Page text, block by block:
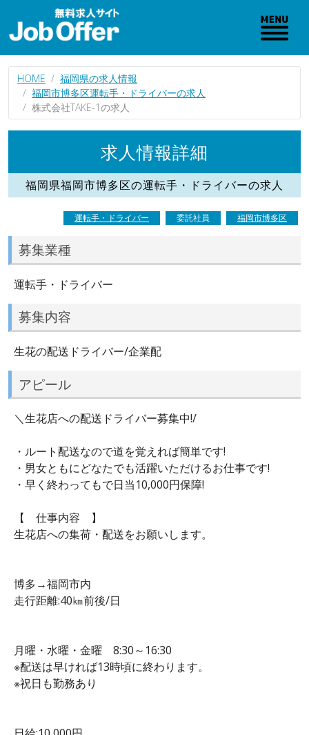
HOME
福岡県の求人情報
福岡市博多区運転手・ドライバーの求人
株式会社TAKE-1の求人
求人情報詳細
福岡県福岡市博多区の運転手・ドライバーの求人
運転手・ドライバー 委託社員 福岡市博多区
募集業種
運転手・ドライバー
募集内容
生花の配送ドライバー/企業配
アピール
＼生花店への配送ドライバー募集中!/
・ルート配送なので道を覚えれば簡単です!
・男女ともにどなたでも活躍いただけるお仕事です!
・早く終わってもで日当10,000円保障!
【 仕事内容 】
生花店への集荷・配送をお願いします。
博多→福岡市内
走行距離:40㎞前後/日
月曜・水曜・金曜 8:30～16:30
※配送は早ければ13時頃に終わります。
※祝日も勤務あり